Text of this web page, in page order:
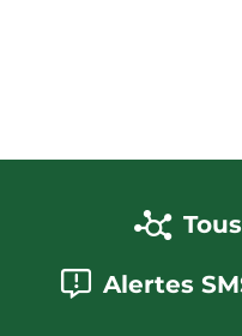
Alertes